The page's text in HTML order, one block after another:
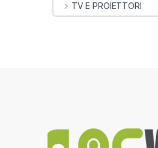
TV E PROIETTORI